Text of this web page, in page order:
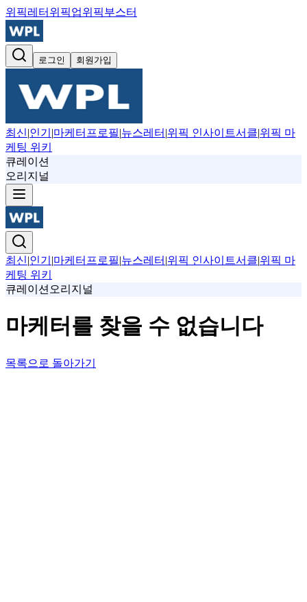
위픽레터 위픽업위픽부스터
로그인 회원가입
최신|인기 |마케터프로필|뉴스레터 |위픽 인사이트서클|위픽 마
케팅 위키
큐레이션
오리지널
최신|인기 |마케터프로필|뉴스레터 |위픽 인사이트서클|위픽 마
케팅 위키
큐레이션 오리지널
마케터를 찾을 수 없습니다
목록으로 돌아가기